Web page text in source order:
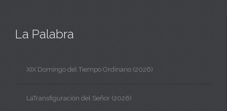
La Palabra
XIX Domingo del Tiempo Ordinario (2026)
LaTransfiguración del Señor (2026)